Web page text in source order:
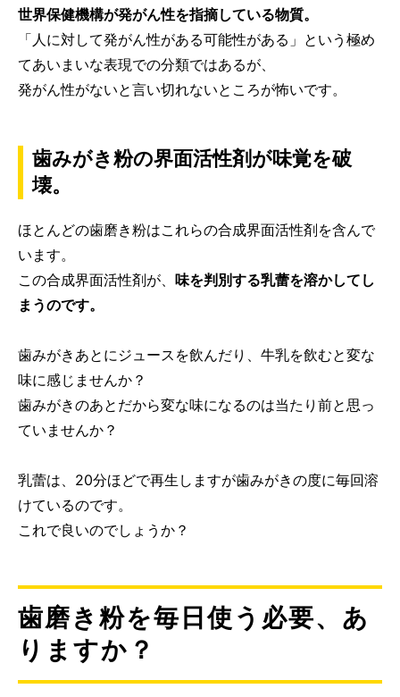
世界保健機構が発がん性を指摘している物質。
「人に対して発がん性がある可能性がある」という極め
てあいまいな表現での分類ではあるが、
発がん性がないと言い切れないところが怖いです。
歯みがき粉の界面活性剤が味覚を破
壊。
ほとんどの歯磨き粉はこれらの合成界面活性剤を含んで
います。
この合成界面活性剤が、 味を判別する乳蕾を溶かしてし
まうのです。
歯みがきあとにジュースを飲んだり、牛乳を飲むと変な
味に感じませんか？
歯みがきのあとだから変な味になるのは当たり前と思っ
ていませんか？
乳蕾は、20分ほどで再生しますが歯みがきの度に毎回溶
けているのです。
これで良いのでしょうか？
歯磨き粉を毎日使う必要、あ
りますか？